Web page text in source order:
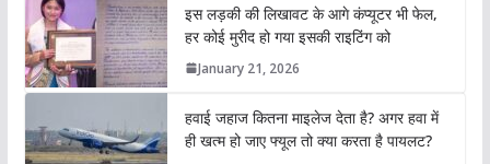
इस लड़की की लिखावट के आगे कंप्यूटर भी फेल,
हर कोई मुरीद हो गया इसकी राइटिंग को
January 21, 2026
हवाई जहाज कितना माइलेज देता है? अगर हवा में
ही खत्म हो जाए फ्यूल तो क्या करता है पायलट?